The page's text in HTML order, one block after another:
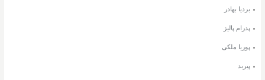
بردیا بهادر
پدرام پالیز
پوریا ملکی
پیربد